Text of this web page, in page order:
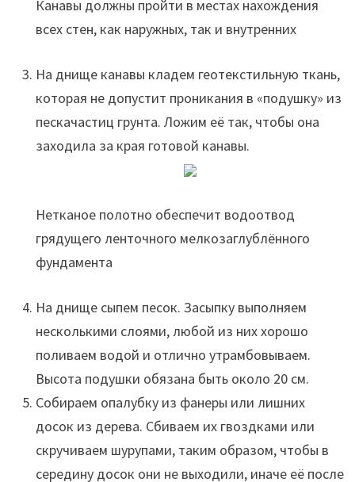
Канавы должны пройти в местах нахождения
всех стен, как наружных, так и внутренних
На днище канавы кладем геотекстильную ткань,
которая не допустит проникания в «подушку» из
пескачастиц грунта. Ложим её так, чтобы она
заходила за края готовой канавы.
Нетканое полотно обеспечит водоотвод
грядущего ленточного мелкозаглублённого
фундамента
На днище сыпем песок. Засыпку выполняем
несколькими слоями, любой из них хорошо
поливаем водой и отлично утрамбовываем.
Высота подушки обязана быть около 20 см.
Собираем опалубку из фанеры или лишних
досок из дерева. Сбиваем их гвоздками или
скручиваем шурупами, таким образом, чтобы в
середину досок они не выходили, иначе её после